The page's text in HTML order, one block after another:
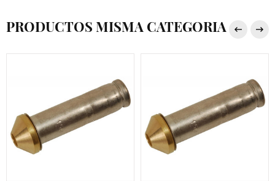
PRODUCTOS MISMA CATEGORIA